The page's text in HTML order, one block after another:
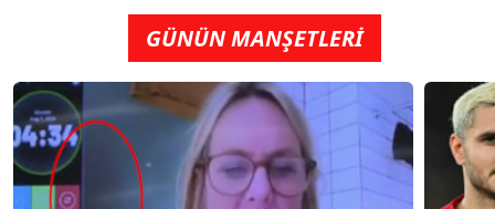
GÜNÜN MANŞETLERİ